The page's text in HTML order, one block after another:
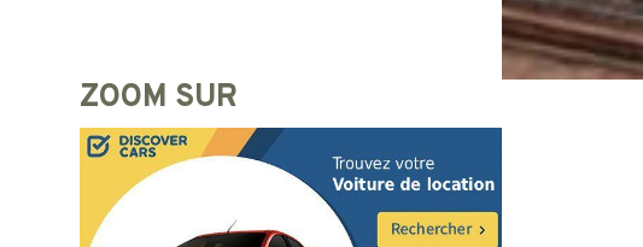
ZOOM SUR